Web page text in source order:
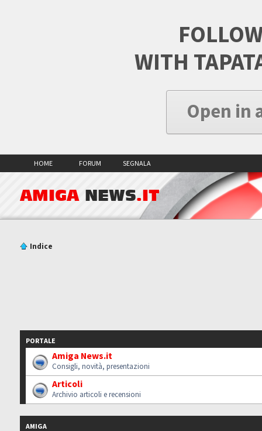
WITH
Open in
HOME FORUM SEGNALA
AMIGA NEWS.IT
Indice
PORTALE
Amiga News.it
Consigli, novità, presentazioni
Articoli
Archivio articoli e recensioni
AMIGA